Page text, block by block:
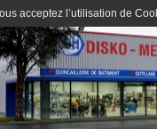
acceptez l’utilisation de